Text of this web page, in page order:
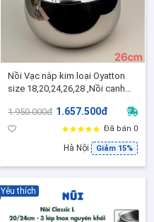
Nồi Vạc nắp kim loại Oyatton
size 18,20,24,26,28 ,Nồi canh
gà
1.950.000đ 1.657.500đ
Đã bán 0
Hà Nội Giảm 15%
Yêu thích